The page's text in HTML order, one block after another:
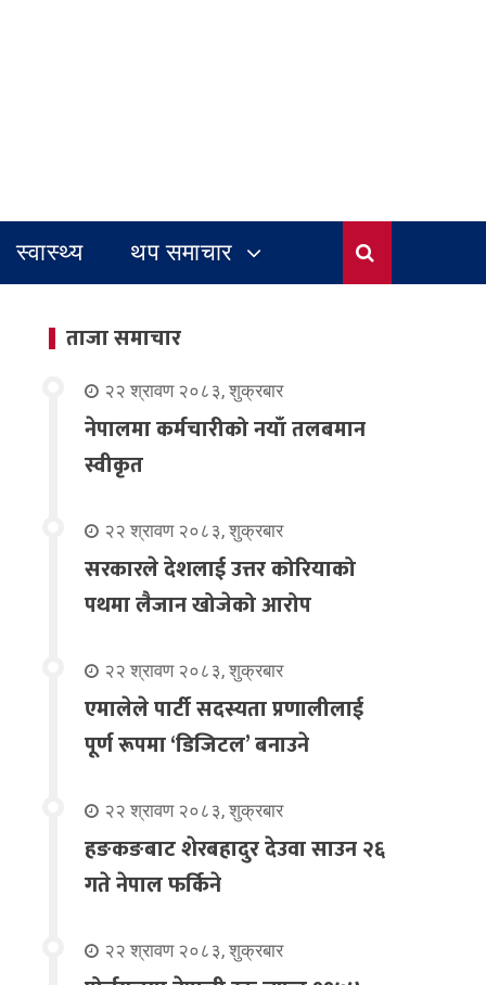
स्वास्थ्य थप समाचार
ताजा समाचार
२२ श्रावण २०८३, शुक्रबार
नेपालमा कर्मचारीको नयाँ तलबमान
स्वीकृत
२२ श्रावण २०८३, शुक्रबार
सरकारले देशलाई उत्तर कोरियाको
पथमा लैजान खोजेको आरोप
२२ श्रावण २०८३, शुक्रबार
एमालेले पार्टी सदस्यता प्रणालीलाई
पूर्ण रूपमा ‘डिजिटल’ बनाउने
२२ श्रावण २०८३, शुक्रबार
हङकङबाट शेरबहादुर देउवा साउन २६
गते नेपाल फर्किने
२२ श्रावण २०८३, शुक्रबार